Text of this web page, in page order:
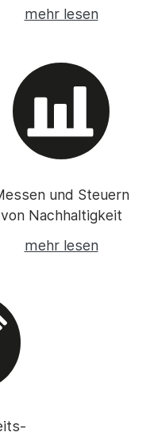
mehr lesen
und Steuern
von Nachhaltigkeit
mehr lesen